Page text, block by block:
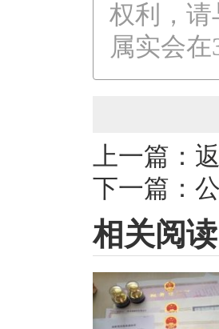
权利，
属实会
上一篇：
下一篇：
相关阅读